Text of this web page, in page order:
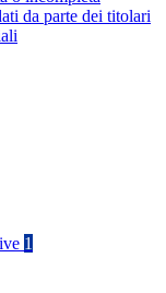
da parte dei titolari
1